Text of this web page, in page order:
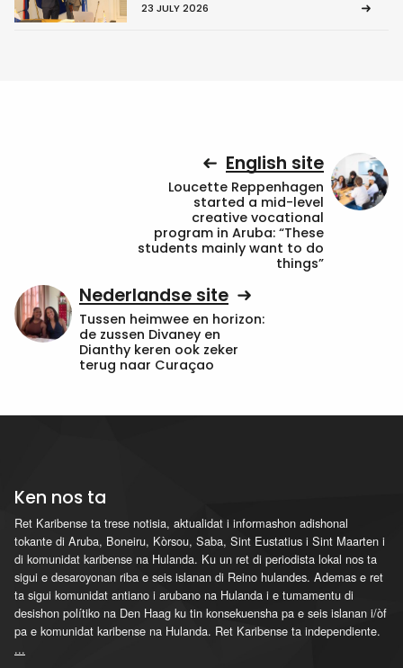
23 JULY 2026
English site
Loucette Reppenhagen
started a mid-level
creative vocational
program in Aruba: “These
students mainly want to do
things”
Nederlandse site
Tussen heimwee en horizon:
de zussen Divaney en
Dianthy keren ook zeker
terug naar Curaçao
Ken nos ta
Ret Karibense ta trese notisia, aktualidat i informashon adishonal
tokante di Aruba, Boneiru, Kòrsou, Saba, Sint Eustatius i Sint Maarten i
di komunidat karibense na Hulanda. Ku un ret di periodista lokal nos ta
sigui e desaroyonan riba e seis islanan di Reino hulandes. Ademas e ret
ta sigui komunidat antiano i arubano na Hulanda i e tumamentu di
desishon polítiko na Den Haag ku tin konsekuensha pa e seis islanan i/òf
pa e komunidat karibense na Hulanda. Ret Karibense ta independiente.
...